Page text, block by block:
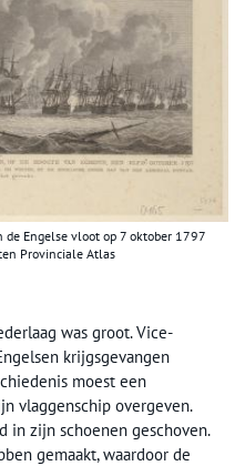
de Engelse vloot op 7 oktober 1797
Provinciale Atlas
was groot. Vice-
krijgsgevangen
moest een
vlaggenschip overgeven.
in zijn schoenen geschoven.
gemaakt, waardoor de